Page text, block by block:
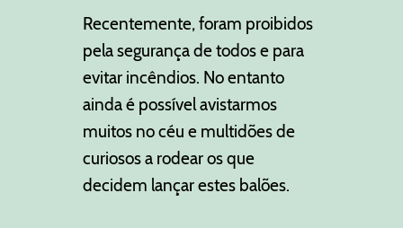
Recentemente, foram proibidos
pela segurança de todos e para
evitar incêndios. No entanto
ainda é possível avistarmos
muitos no céu e multidões de
curiosos a rodear os que
decidem lançar estes balões.